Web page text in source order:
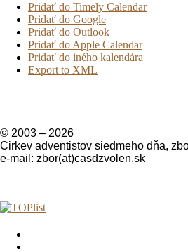
Pridať do Timely Calendar
Pridať do Google
Pridať do Outlook
Pridať do Apple Calendar
Pridať do iného kalendára
Export to XML
© 2003 – 2026
Cirkev adventistov siedmeho dňa,
e-mail: zbor(at)casdzvolen.sk